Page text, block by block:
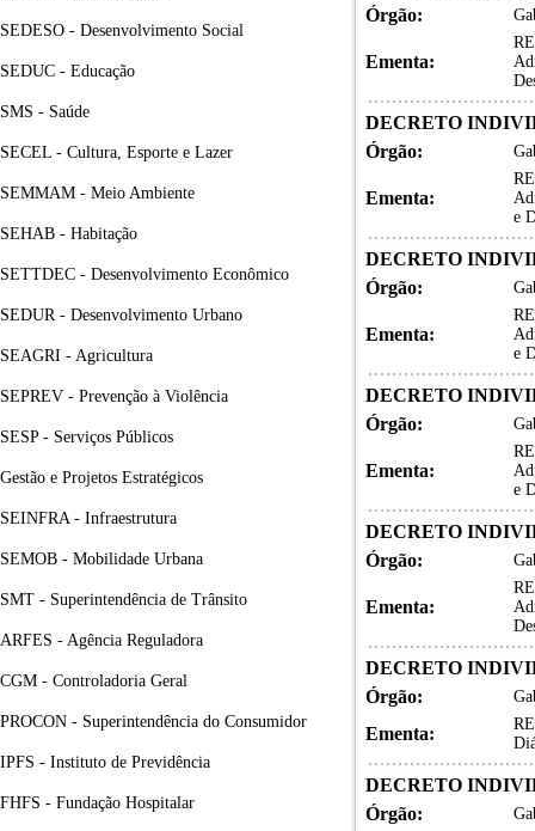
SEDESO - Desenvolvimento Social
SEDUC - Educação
SMS - Saúde
SECEL - Cultura, Esporte e Lazer
SEMMAM - Meio Ambiente
SEHAB - Habitação
SETTDEC - Desenvolvimento Econômico
SEDUR - Desenvolvimento Urbano
SEAGRI - Agricultura
SEPREV - Prevenção à Violência
SESP - Serviços Públicos
Gestão e Projetos Estratégicos
SEINFRA - Infraestrutura
SEMOB - Mobilidade Urbana
SMT - Superintendência de Trânsito
ARFES - Agência Reguladora
CGM - Controladoria Geral
PROCON - Superintendência do Consumidor
IPFS - Instituto de Previdência
FHFS - Fundação Hospitalar
Órgão:
Ementa:
DECRETO
Órgão:
Ementa:
e
DECRETO
Órgão:
Ementa:
e
DECRETO
Órgão:
Ementa:
e
DECRETO
Órgão:
Ementa:
DECRETO
Órgão:
Ementa:
DECRETO
Órgão: